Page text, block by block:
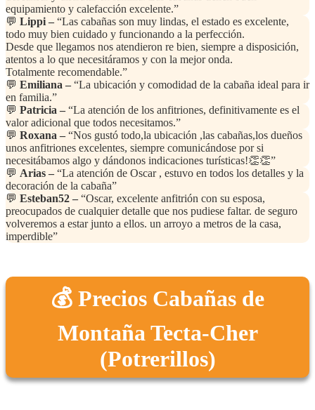
equipamiento y calefacción excelente.”
💬 Lippi – “Las cabañas son muy lindas, el estado es excelente,
todo muy bien cuidado y funcionando a la perfección.
Desde que llegamos nos atendieron re bien, siempre a disposición,
atentos a lo que necesitáramos y con la mejor onda.
Totalmente recomendable.”
💬 Emiliana – “La ubicación y comodidad de la cabaña ideal para ir
en familia.”
💬 Patricia – “La atención de los anfitriones, definitivamente es el
valor adicional que todos necesitamos.”
💬 Roxana – “Nos gustó todo,la ubicación ,las cabañas,los dueños
unos anfitriones excelentes, siempre comunicándose por si
necesitábamos algo y dándonos indicaciones turísticas!👏👏”
💬 Arias – “La atención de Oscar , estuvo en todos los detalles y la
decoración de la cabaña”
💬 Esteban52 – “Oscar, excelente anfitrión con su esposa,
preocupados de cualquier detalle que nos pudiese faltar. de seguro
volveremos a estar junto a ellos. un arroyo a metros de la casa,
imperdible”
💰 Precios Cabañas de
Montaña Tecta-Cher
(Potrerillos)